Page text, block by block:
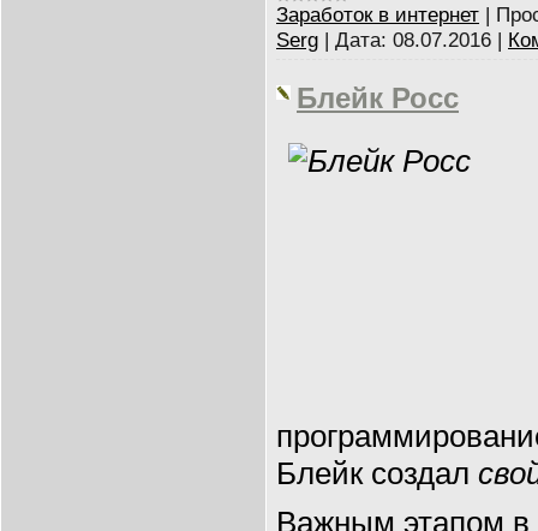
Заработок в интернет |
Serg | Дата: 08.07.2016 |
Блейк Росс
Блейк создал
Важным этапом в